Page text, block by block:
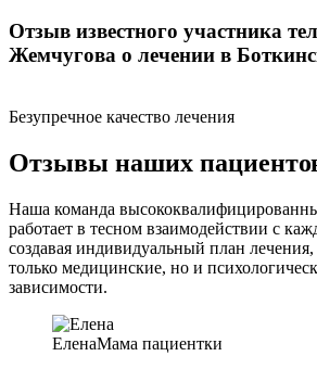
Отзыв известного участника
Жемчугова о лечении в
Безупречное качество лечения
Отзывы наших
Наша команда
работает в тесном взаимодействии с
создавая индивидуальный план
только медицинские, но и
зависимости.
ЕленаМама пациентки